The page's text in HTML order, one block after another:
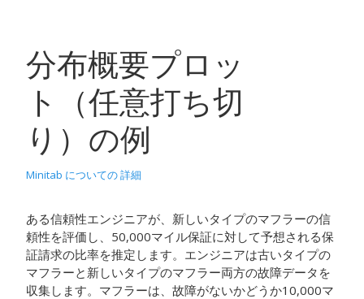
分布概要プロッ
ト（任意打ち切
り） の例
Minitab についての 詳細
ある信頼性エンジニアが、新しいタイプのマフラーの信
頼性を評価し、50,000マイル保証に対して予想される保
証請求の比率を推定します。エンジニアは古いタイプの
マフラーと新しいタイプのマフラー両方の故障データを
収集します。マフラーは、故障がないかどうか10,000マ